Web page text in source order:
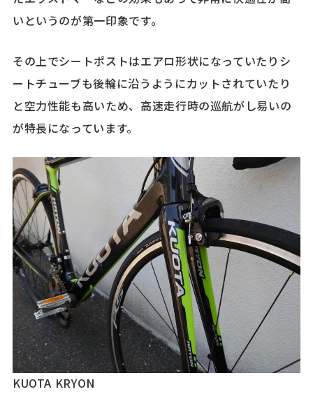
いというのが第一印象です。
その上でシートポストはエアロ形状になっていたりシ
ートチューブも後輪に沿うようにカットされていたり
と空力性能も高いため、高速走行時の巡航がし易いの
が特長になっています。
KUOTA KRYON